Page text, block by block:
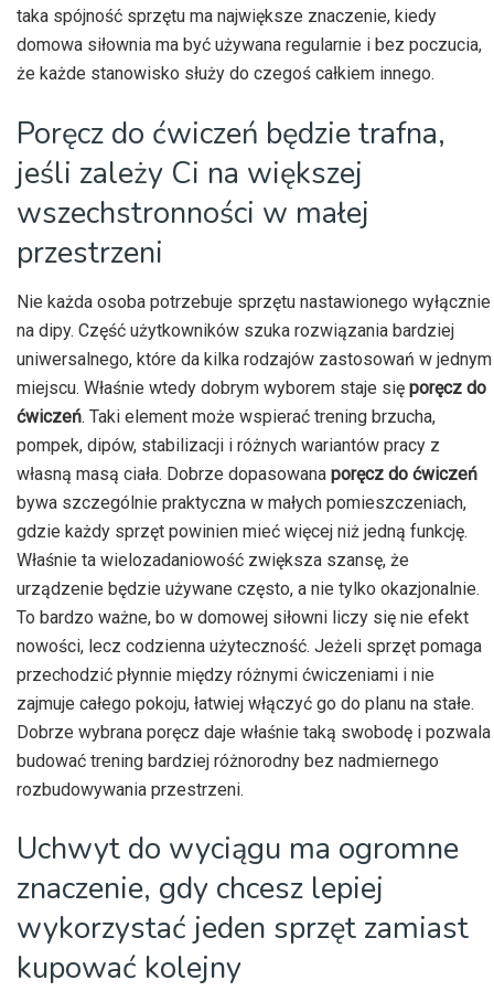
taka spójność sprzętu ma największe znaczenie, kiedy
domowa siłownia ma być używana regularnie i bez poczucia,
że każde stanowisko służy do czegoś całkiem innego.
Poręcz do ćwiczeń będzie trafna,
jeśli zależy Ci na większej
wszechstronności w małej
przestrzeni
Nie każda osoba potrzebuje sprzętu nastawionego wyłącznie
na dipy. Część użytkowników szuka rozwiązania bardziej
uniwersalnego, które da kilka rodzajów zastosowań w jednym
miejscu. Właśnie wtedy dobrym wyborem staje się poręcz do
ćwiczeń. Taki element może wspierać trening brzucha,
pompek, dipów, stabilizacji i różnych wariantów pracy z
własną masą ciała. Dobrze dopasowana poręcz do ćwiczeń
bywa szczególnie praktyczna w małych pomieszczeniach,
gdzie każdy sprzęt powinien mieć więcej niż jedną funkcję.
Właśnie ta wielozadaniowość zwiększa szansę, że
urządzenie będzie używane często, a nie tylko okazjonalnie.
To bardzo ważne, bo w domowej siłowni liczy się nie efekt
nowości, lecz codzienna użyteczność. Jeżeli sprzęt pomaga
przechodzić płynnie między różnymi ćwiczeniami i nie
zajmuje całego pokoju, łatwiej włączyć go do planu na stałe.
Dobrze wybrana poręcz daje właśnie taką swobodę i pozwala
budować trening bardziej różnorodny bez nadmiernego
rozbudowywania przestrzeni.
Uchwyt do wyciągu ma ogromne
znaczenie, gdy chcesz lepiej
wykorzystać jeden sprzęt zamiast
kupować kolejny